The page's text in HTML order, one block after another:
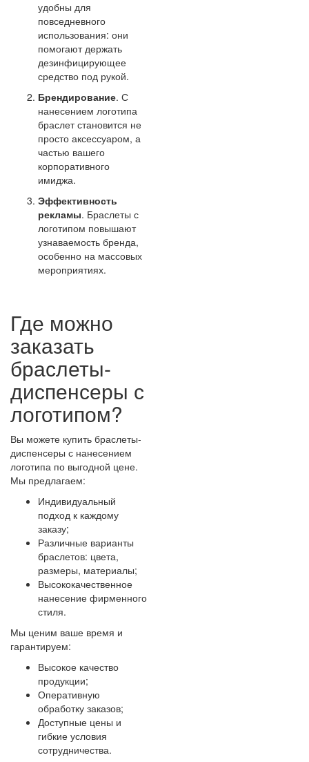
удобны для
повседневного
использования: они
помогают держать
дезинфицирующее
средство под рукой.
Брендирование. С
нанесением логотипа
браслет становится не
просто аксессуаром, а
частью вашего
корпоративного
имиджа.
Эффективность
рекламы. Браслеты с
логотипом повышают
узнаваемость бренда,
особенно на массовых
мероприятиях.
Где можно
заказать
браслеты-
диспенсеры с
логотипом?
Вы можете купить браслеты-
диспенсеры с нанесением
логотипа по выгодной цене.
Мы предлагаем:
Индивидуальный
подход к каждому
заказу;
Различные варианты
браслетов: цвета,
размеры, материалы;
Высококачественное
нанесение фирменного
стиля.
Мы ценим ваше время и
гарантируем:
Высокое качество
продукции;
Оперативную
обработку заказов;
Доступные цены и
гибкие условия
сотрудничества.